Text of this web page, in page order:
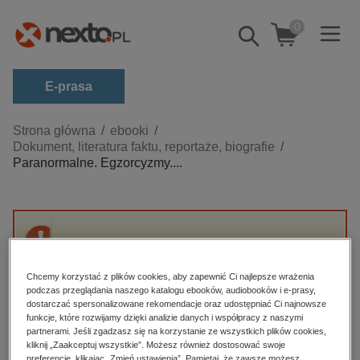
Pokaż/schowaj
wyszukiwarkę
0
E-prasa
Kategorie
Zobacz wszystkie E-prasa
biznesowe, branżowe, gospodarka
darmowe wydania
edukacja
hobby, sport, rozrywka
komputery, internet, technologie, informatyka
Strona główna
ebooki
Dokument, literatura faktu, reportaże, biografie
Paranormalne. Egzorcyzmy....
jest dostępny.
High-contrast mode
Chcemy korzystać z plików cookies, aby zapewnić Ci najlepsze wrażenia
podczas przeglądania naszego katalogu ebooków, audiobooków i e-prasy,
dostarczać spersonalizowane rekomendacje oraz udostępniać Ci najnowsze
funkcje, które rozwijamy dzięki analizie danych i współpracy z naszymi
partnerami. Jeśli zgadzasz się na korzystanie ze wszystkich plików cookies,
kliknij „Zaakceptuj wszystkie”. Możesz również dostosować swoje